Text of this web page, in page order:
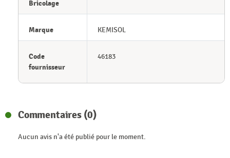
Bricolage
Marque KEMISOL
Code
fournisseur
46183
Commentaires (0)
Aucun avis n'a été publié pour le moment.